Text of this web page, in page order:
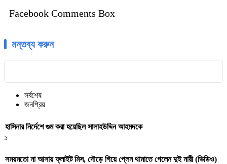
Facebook Comments Box
মন্তব্য করুন
সর্বশেষ
জনপ্রিয়
হাসিনার নির্দেশে গুম করা হয়েছিল সালাহউদ্দিন আহমদকে
১
সময়মতো না আসায় ফ্লাইট মিস, দৌড়ে গিয়ে প্লেন থামাতে গেলেন দুই নারী (ভিডিও)